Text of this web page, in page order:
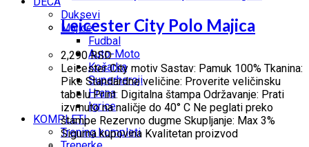
Duksevi
Majice
Fudbal
Auto-Moto
Košarka
Superheroji
Hrana
Igrice
KOMPLETI
Trening kompleti
Leicester City Polo Majica
2,290RSD
Leicester City motiv Sastav: Pamuk 100% Tkanina:
Pike Standardne veličine: Proverite veličinsku
tabelu Print: Digitalna štampa Održavanje: Prati
izvrnuto na naličje do 40° C Ne peglati preko
štampe Rezervno dugme Skupljanje: Max 3%
Sigurna kupovina Kvalitetan proizvod